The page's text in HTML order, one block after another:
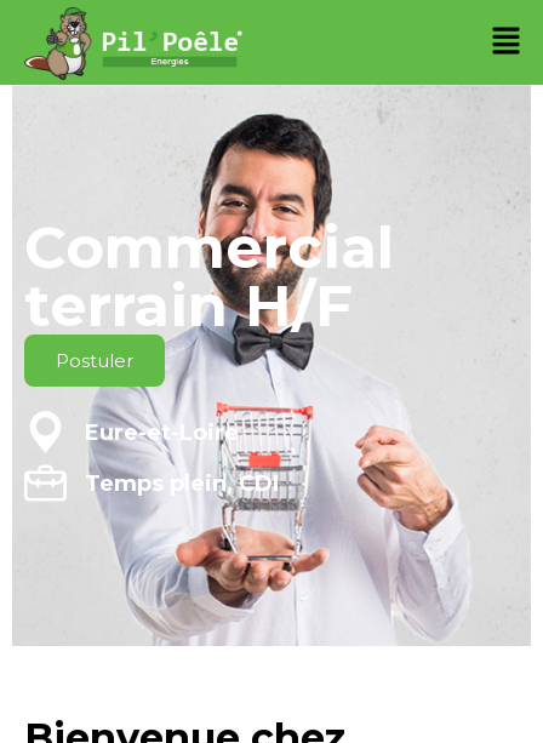
Commercial
terrain H/F
Postuler
Eure-et-Loire
Temps plein, CDI